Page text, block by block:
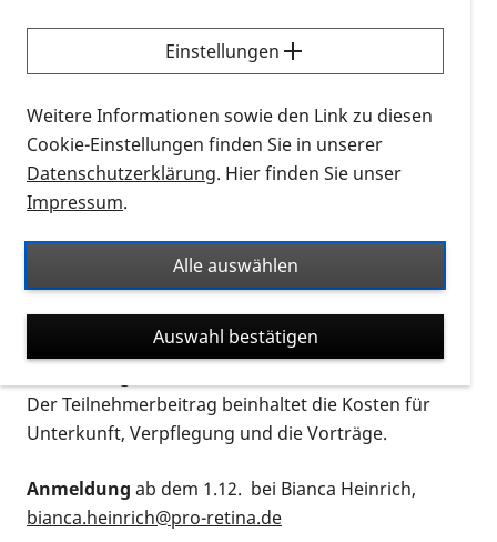
Personen, die von einer Retinitis
Partnerinnen oder Angehörige
Inhalte:Neues aus der Wissenschaft und
Forschung und zu Therapiemöglichkeiten,
Stärkung der Resilienz (Fachvorträge und
workshops), Informationen zur Ernährung und
Hilfsmitteln, Bunter Abend
Der Teilnehmerbeitrag beinhaltet die Kosten für
Unterkunft, Verpflegung und die Vorträge.
Anmeldung ab dem 1.12. bei Bianca Heinrich,
bianca.heinrich@pro-retina.de
Einstellungen
Weitere Informationen sowie den Link zu diesen
Cookie-Einstellungen finden Sie in unserer
Datenschutzerklärung. Hier finden Sie unser
Impressum.
Alle auswählen
Auswahl bestätigen